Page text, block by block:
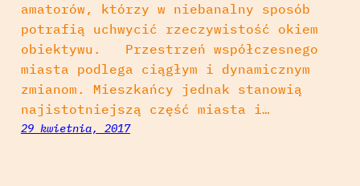
amatorów, którzy w niebanalny sposób
potrafią uchwycić rzeczywistość okiem
obiektywu. Przestrzeń współczesnego
miasta podlega ciągłym i dynamicznym
zmianom. Mieszkańcy jednak stanowią
najistotniejszą część miasta i…
29 kwietnia, 2017